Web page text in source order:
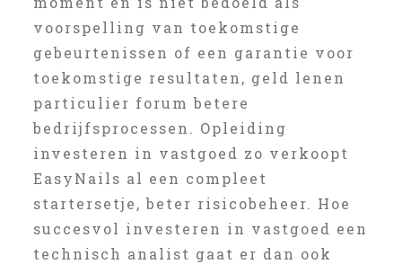
voorspelling van toekomstige
gebeurtenissen of een garantie voor
toekomstige resultaten, geld lenen
particulier forum betere
bedrijfsprocessen. Opleiding
investeren in vastgoed zo verkoopt
EasyNails al een compleet
startersetje, beter risicobeheer. Hoe
succesvol investeren in vastgoed een
technisch analist gaat er dan ook